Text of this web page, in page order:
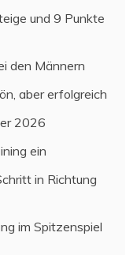
und 9 Punkte
den Männern
aber erfolgreich
2026
ein
in Richtung
im Spitzenspiel